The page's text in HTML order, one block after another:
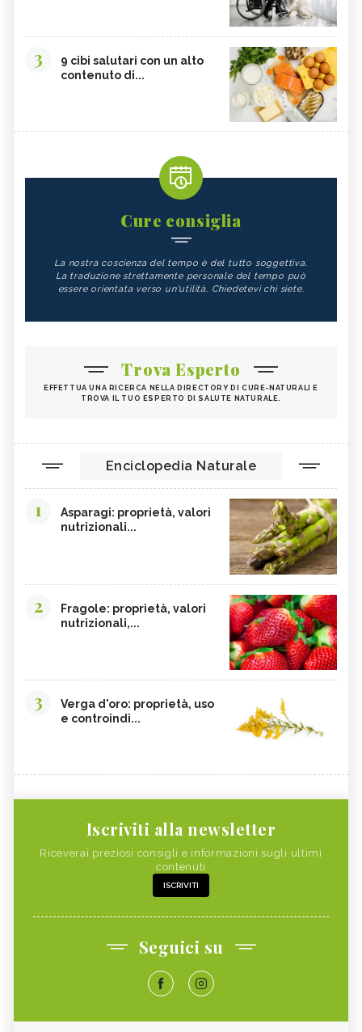
3
9 cibi salutari con un alto
contenuto di...
Cure consiglia
La nostra coscienza del tempo è del tutto soggettiva.
La traduzione strettamente personale del tempo può
essere orientata verso un'utilità. Chiedetevi chi siete.
Trova Esperto
EFFETTUA UNA RICERCA NELLA DIRECTORY DI CURE-NATURALI E
TROVA IL TUO ESPERTO DI SALUTE NATURALE.
Enciclopedia Naturale
1
Asparagi: proprietà, valori
nutrizionali...
2
Fragole: proprietà, valori
nutrizionali,...
3
Verga d'oro: proprietà, uso
e controindi...
Iscriviti alla newsletter
Riceverai preziosi consigli e informazioni sugli ultimi
contenuti
ISCRIVITI
Seguici su